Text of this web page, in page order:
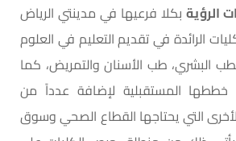
الرؤية بكلا فرعيها في مدينتي الرياض
الرائدة في تقديم التعليم في العلوم
البشري، طب الأسنان والتمريض، كما
المستقبلية لإضافة عدداً من
التي يحتاجها القطاع الصحي وسوق